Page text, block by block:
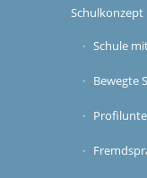
Schulkonzept
Schule
Bewegte